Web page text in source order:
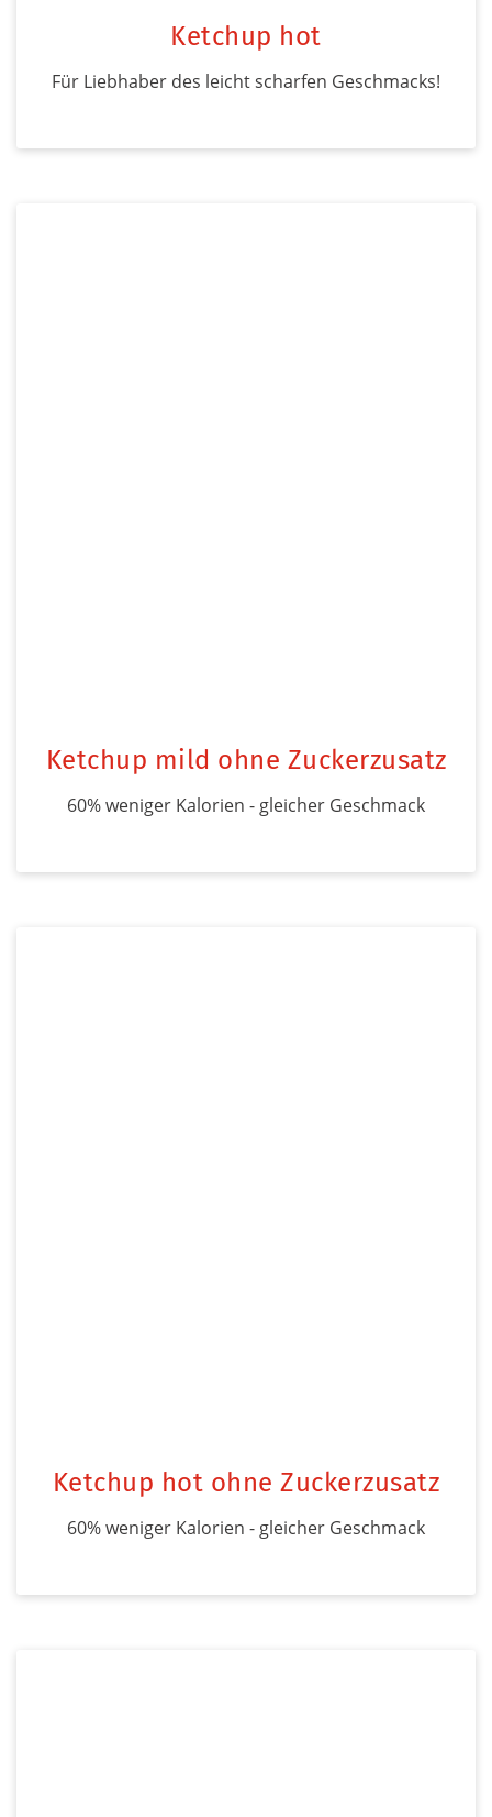
Ketchup hot
Für Liebhaber des leicht scharfen Geschmacks!
Ketchup mild ohne Zuckerzusatz
60% weniger Kalorien - gleicher Geschmack
Ketchup hot ohne Zuckerzusatz
60% weniger Kalorien - gleicher Geschmack